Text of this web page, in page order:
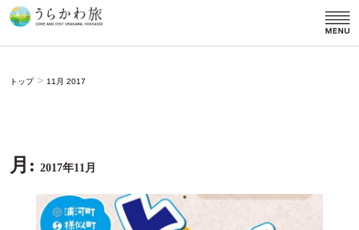
トップ> 11月 2017
月: 2017年11月